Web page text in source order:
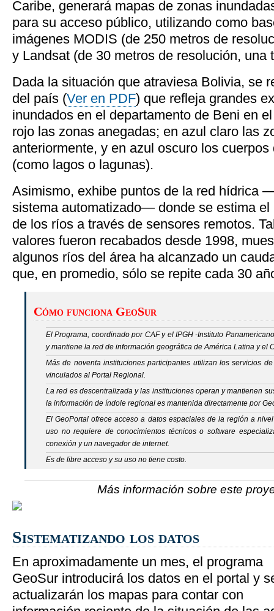
Caribe, generará mapas de zonas
para su acceso público, utilizando como
imágenes MODIS (de 250 metros de
y Landsat (de 30 metros de resolución, una
Dada la situación que atraviesa Bolivia, se
del país (Ver en PDF) que refleja grandes
inundados en el departamento de Beni en
rojo las zonas anegadas; en azul claro las
anteriormente, y en azul oscuro los
(como lagos o lagunas).
Asimismo, exhibe puntos de la red hídrica
sistema automatizado— donde se estima el
de los ríos a través de sensores remotos.
valores fueron recabados desde 1998,
algunos ríos del área ha alcanzado un
que, en promedio, sólo se repite cada 30
Cómo funciona GeoSur
El Programa, coordinado por CAF y el IPGH -Instituto
y mantiene la red de información geográfica de América Latina y el
Más de noventa instituciones participantes utilizan los servicios
vinculados al Portal Regional.
La red es descentralizada y las instituciones operan y mantienen
la información de índole regional es mantenida directamente por
El GeoPortal ofrece acceso a datos espaciales de la región a
uso no requiere de conocimientos técnicos o software
conexión y un navegador de internet.
Es de libre acceso y su uso no tiene costo.
Más información sobre este
Sistematizando los datos
En aproximadamente un mes, el programa
GeoSur introducirá los datos en el portal y
actualizarán los mapas para contar con